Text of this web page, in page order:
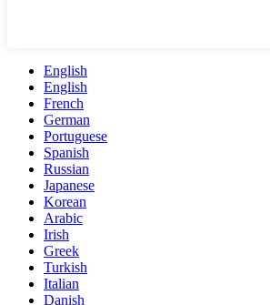
English
English
French
German
Portuguese
Spanish
Russian
Japanese
Korean
Arabic
Irish
Greek
Turkish
Italian
Danish